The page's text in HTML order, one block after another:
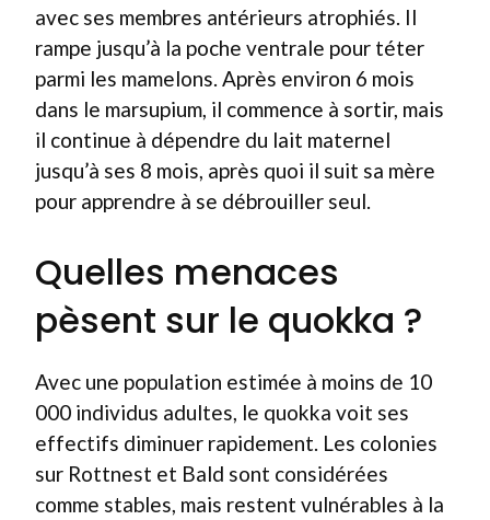
avec ses membres antérieurs atrophiés. Il
rampe jusqu’à la poche ventrale pour téter
parmi les mamelons. Après environ 6 mois
dans le marsupium, il commence à sortir, mais
il continue à dépendre du lait maternel
jusqu’à ses 8 mois, après quoi il suit sa mère
pour apprendre à se débrouiller seul.
Quelles menaces
pèsent sur le quokka ?
Avec une population estimée à moins de 10
000 individus adultes, le quokka voit ses
effectifs diminuer rapidement. Les colonies
sur Rottnest et Bald sont considérées
comme stables, mais restent vulnérables à la